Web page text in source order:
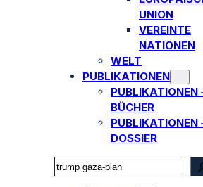
UNION
VEREINTE
NATIONEN
WELT
PUBLIKATIONEN
PUBLIKATIONEN
BÜCHER
PUBLIKATIONEN
DOSSIER
SEARCH